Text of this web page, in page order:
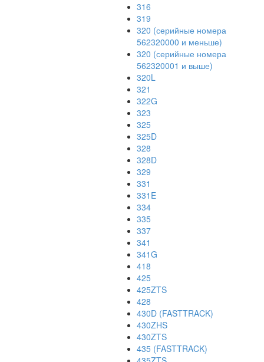
316
319
320 (серийные номера
562320000 и меньше)
320 (серийные номера
562320001 и выше)
320L
321
322G
323
325
325D
328
328D
329
331
331E
334
335
337
341
341G
418
425
425ZTS
428
430D (FASTTRACK)
430ZHS
430ZTS
435 (FASTTRACK)